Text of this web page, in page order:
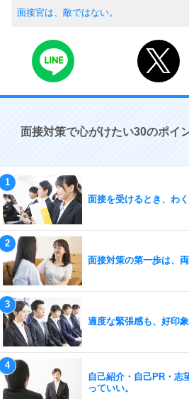
面接官は、敵ではない。
面接対策で心がけたい30のポイ
面接を受けるとき、わ
面接対策の第一歩は、両
適度な緊張感も、好印象
自己紹介・自己PR・志
っていい。